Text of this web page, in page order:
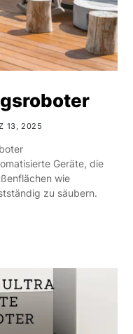
13, 2025
Geräte, die
wie
zu säubern.